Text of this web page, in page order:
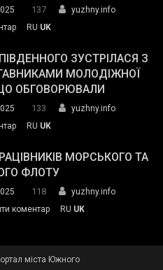
спільний
окупанти.
Маємо
діяти
команда
пожежу
у
137
yuzhny.info
до
Південного
провів
інспекцію
укриття
RU UK
ЗУСТРІЛАСЯ З
МОЛОДІЖНОЇ
ОБГОВОРЮВАЛИ
133
yuzhny.info
до
Південного
зустрілася
представниками
молодіжної
обговорювали
RU UK
МОРСЬКОГО ТА
ФЛОТУ
118
yuzhny.info
коментарon
RU UK
міста Южного